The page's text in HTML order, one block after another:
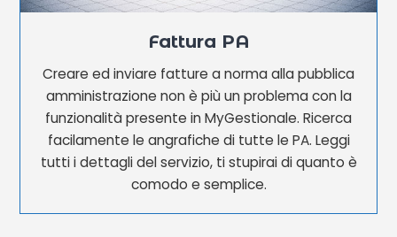
Fattura PA
Creare ed inviare fatture a norma alla pubblica
amministrazione non è più un problema con la
funzionalità presente in MyGestionale. Ricerca
facilamente le angrafiche di tutte le PA. Leggi
tutti i dettagli del servizio, ti stupirai di quanto è
comodo e semplice.